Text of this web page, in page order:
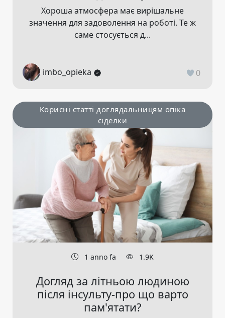
Хороша атмосфера має вирішальне
значення для задоволення на роботі. Те ж
саме стосується д...
imbo_opieka 0
Корисні статті доглядальницям опіка
сіделки
1 anno fa 1.9K
Догляд за літньою людиною
після інсульту-про що варто
пам'ятати?